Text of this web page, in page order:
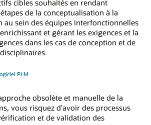
cibles souhaités en rendant
de la conceptualisation à la
au sein des équipes interfonctionnelles
et gérant les exigences et la
dans les cas de conception et de
PLM
obsolète et manuelle de la
vous risquez d'avoir des processus
et de validation des